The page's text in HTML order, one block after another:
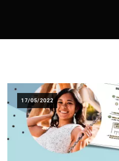
17/05/2022